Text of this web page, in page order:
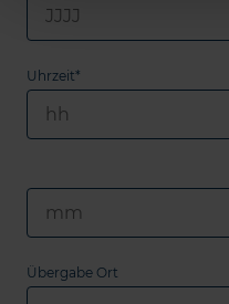
Uhrzeit*
Übergabe Ort